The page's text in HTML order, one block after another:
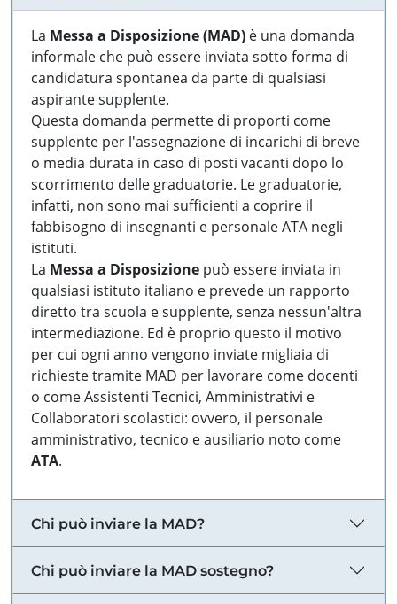
La Messa a Disposizione (MAD) è una domanda
informale che può essere inviata sotto forma di
candidatura spontanea da parte di qualsiasi
aspirante supplente.
Questa domanda permette di proporti come
supplente per l'assegnazione di incarichi di breve
o media durata in caso di posti vacanti dopo lo
scorrimento delle graduatorie. Le graduatorie,
infatti, non sono mai sufficienti a coprire il
fabbisogno di insegnanti e personale ATA negli
istituti.
La Messa a Disposizione può essere inviata in
qualsiasi istituto italiano e prevede un rapporto
diretto tra scuola e supplente, senza nessun'altra
intermediazione. Ed è proprio questo il motivo
per cui ogni anno vengono inviate migliaia di
richieste tramite MAD per lavorare come docenti
o come Assistenti Tecnici, Amministrativi e
Collaboratori scolastici: ovvero, il personale
amministrativo, tecnico e ausiliario noto come
ATA.
Chi può inviare la MAD?
Chi può inviare la MAD sostegno?